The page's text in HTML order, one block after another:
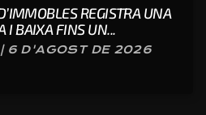
REGISTRA UNA
I BAIXA FINS UN...
| 6 D'AGOST DE 2026